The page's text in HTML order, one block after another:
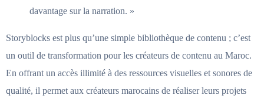
davantage sur la narration. »
Storyblocks est plus qu’une simple bibliothèque de contenu ; c’est
un outil de transformation pour les créateurs de contenu au Maroc.
En offrant un accès illimité à des ressources visuelles et sonores de
qualité, il permet aux créateurs marocains de réaliser leurs projets